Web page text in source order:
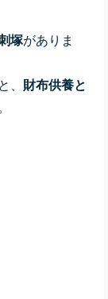
塚がありま
財布供養と